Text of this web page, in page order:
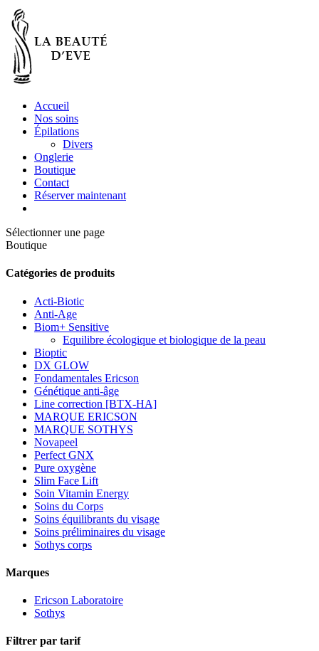
Accueil
Nos soins
Épilations
Divers
Onglerie
Boutique
Contact
Réserver maintenant
Sélectionner une page
Boutique
Catégories de produits
Acti-Biotic
Anti-Age
Biom+ Sensitive
Equilibre écologique et biologique de la peau
Bioptic
DX GLOW
Fondamentales Ericson
Génétique anti-âge
Line correction [BTX-HA]
MARQUE ERICSON
MARQUE SOTHYS
Novapeel
Perfect GNX
Pure oxygène
Slim Face Lift
Soin Vitamin Energy
Soins du Corps
Soins équilibrants du visage
Soins préliminaires du visage
Sothys corps
Marques
Ericson Laboratoire
Sothys
Filtrer par tarif